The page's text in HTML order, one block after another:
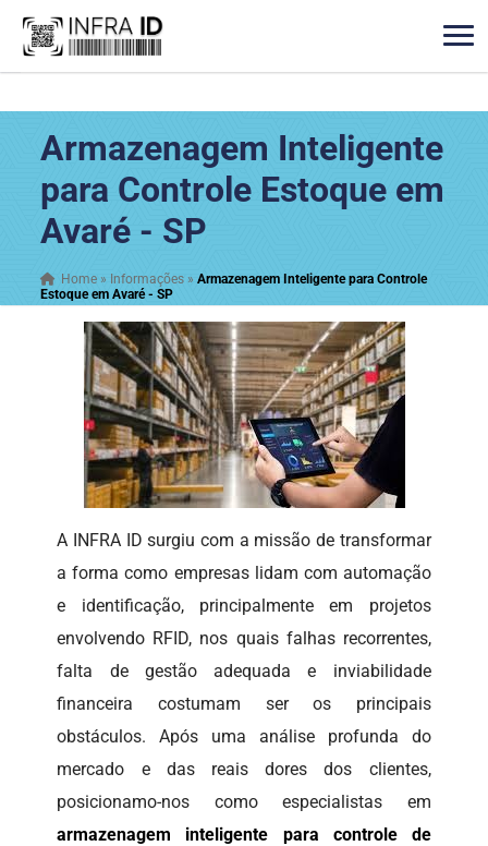
Armazenagem Inteligente
para Controle Estoque em
Avaré - SP
Home » Informações »Armazenagem Inteligente para Controle
Estoque em Avaré - SP
A INFRA ID surgiu com a missão de transformar
a forma como empresas lidam com automação
e identificação, principalmente em projetos
envolvendo RFID, nos quais falhas recorrentes,
falta de gestão adequada e inviabilidade
financeira costumam ser os principais
obstáculos. Após uma análise profunda do
mercado e das reais dores dos clientes,
posicionamo-nos como especialistas em
armazenagem inteligente para controle de